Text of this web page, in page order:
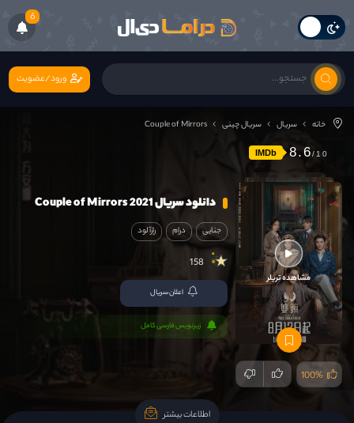
6
ورود/عضویت
خانه سریال سریال چینی Couple of Mirrors
IMDb 8.6
مشاهده تریلر
100%
دانلود سریال Couple of Mirrors 2021
جنایی درام رازآلود
158
اعلان سریال
زیرنویس فارسی کامل
اطلاعات بیشتر